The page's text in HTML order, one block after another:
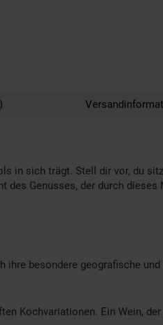
in sich trägt. Stell dir vor, du
Genusses, der durch dieses
besondere geografische
Kochvariationen. Ein Wein,